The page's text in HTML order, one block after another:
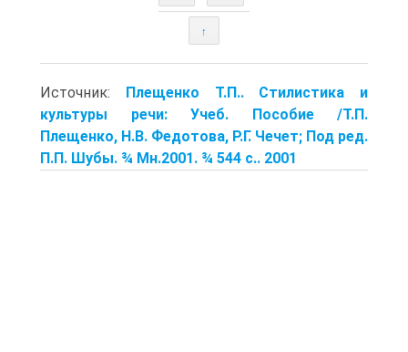
↑
Источник: Плещенко Т.П.. Стилистика и
культуры речи: Учеб. Пособие /Т.П.
Плещенко, Н.В. Федотова, Р.Г. Чечет; Под ред.
П.П. Шубы. ¾ Мн.2001. ¾ 544 с.. 2001